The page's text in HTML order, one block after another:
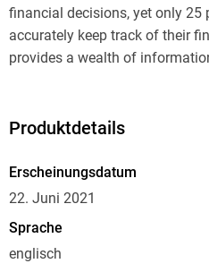
financial decisions, yet only 25
accurately keep track of their
provides a wealth of
Curiosity builds financial
Human Capital - Creating an
Produktdetails
Erscheinungsdatum
22. Juni 2021
Sprache
englisch